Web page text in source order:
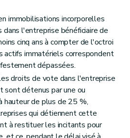
immobilisations incorporelles
l'entreprise bénéficiaire de
cinq ans à compter de l'octroi
actifs immatériels correspondent
dépassées.
droits de vote dans l'entreprise
sont détenus par une ou
hauteur de plus de 25 %,
qui détiennent cette
à restituer les incitants pour